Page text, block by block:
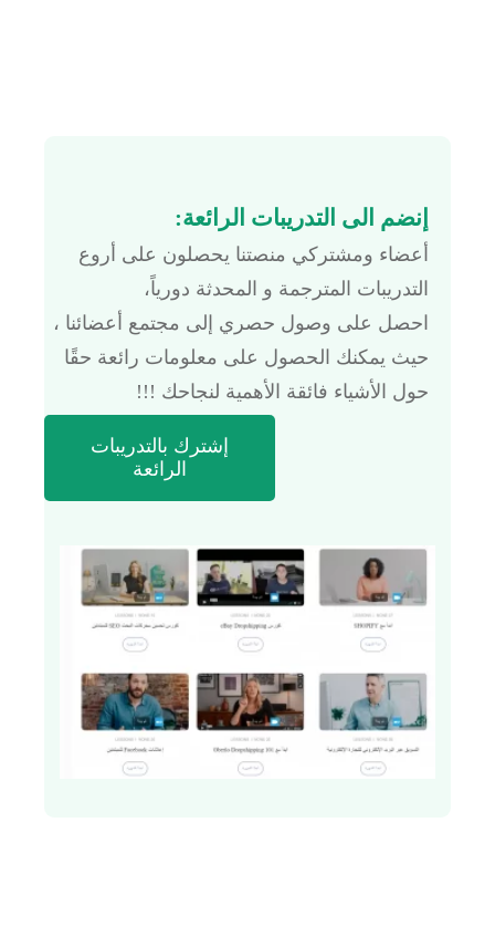
إنضم الى التدريبات الرائعة:
أعضاء ومشتركي منصتنا يحصلون على أروع
التدريبات المترجمة و المحدثة دورياً،
احصل على وصول حصري إلى مجتمع أعضائنا ،
حيث يمكنك الحصول على معلومات رائعة حقًا
حول الأشياء فائقة الأهمية لنجاحك !!!
إشترك بالتدريبات
الرائعة